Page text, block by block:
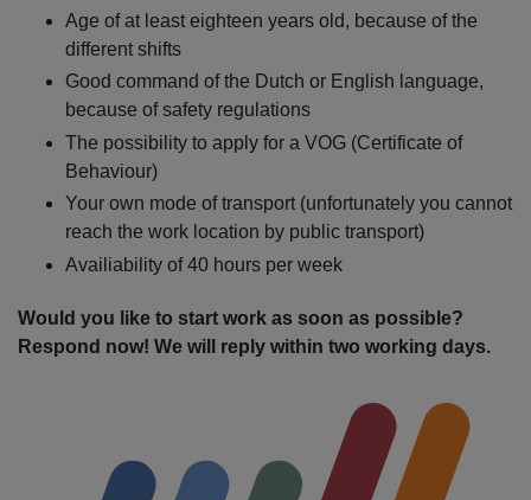
Age of at least eighteen years old, because of the
different shifts
Good command of the Dutch or English language,
because of safety regulations
The possibility to apply for a VOG (Certificate of
Behaviour)
Your own mode of transport (unfortunately you cannot
reach the work location by public transport)
Availiability of 40 hours per week
Would you like to start work as soon as possible?
Respond now! We will reply within two working days.